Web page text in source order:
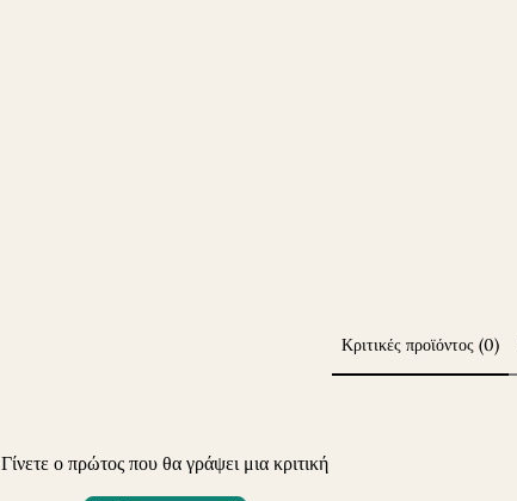
Κριτικές προϊόντος (0)
Γίνετε ο πρώτος που θα γράψει μια κριτική